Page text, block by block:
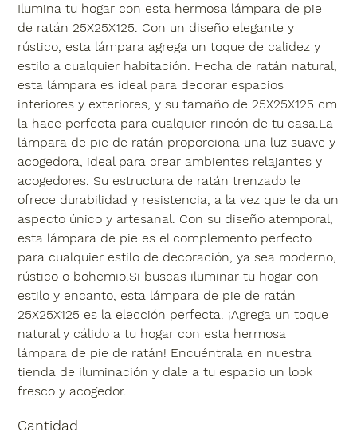
Ilumina tu hogar con esta hermosa lámpara de pie
de ratán 25X25X125. Con un diseño elegante y
rústico, esta lámpara agrega un toque de calidez y
estilo a cualquier habitación. Hecha de ratán natural,
esta lámpara es ideal para decorar espacios
interiores y exteriores, y su tamaño de 25X25X125 cm
la hace perfecta para cualquier rincón de tu casa.La
lámpara de pie de ratán proporciona una luz suave y
acogedora, ideal para crear ambientes relajantes y
acogedores. Su estructura de ratán trenzado le
ofrece durabilidad y resistencia, a la vez que le da un
aspecto único y artesanal. Con su diseño atemporal,
esta lámpara de pie es el complemento perfecto
para cualquier estilo de decoración, ya sea moderno,
rústico o bohemio.Si buscas iluminar tu hogar con
estilo y encanto, esta lámpara de pie de ratán
25X25X125 es la elección perfecta. ¡Agrega un toque
natural y cálido a tu hogar con esta hermosa
lámpara de pie de ratán! Encuéntrala en nuestra
tienda de iluminación y dale a tu espacio un look
fresco y acogedor.
Cantidad